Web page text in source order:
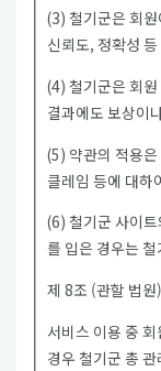
(3) 철기군은 회
신뢰도, 정확성
(4) 철기군은 회
결과에도 보상이
(5) 약관의 적용
클레임 등에 대하
(6) 철기군 사이
를 입은 경우는
제 8조 (관할 법원)
서비스 이용 중
경우 철기군 총